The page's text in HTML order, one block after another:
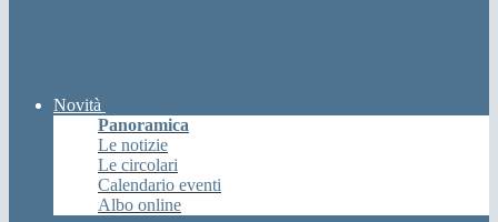
Novità
Panoramica
Le notizie
Le circolari
Calendario eventi
Albo online